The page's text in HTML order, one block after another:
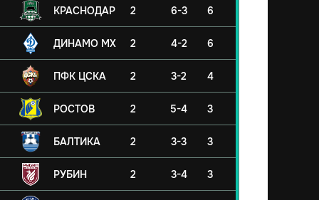
КРАСНОДАР 2 6-3 6
ДИНАМО МХ 2 4-2 6
ПФК ЦСКА 2 3-2 4
РОСТОВ 2 5-4 3
БАЛТИКА 2 3-3 3
РУБИН 2 3-4 3